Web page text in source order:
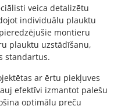
veica detalizētu
individuālu plauktu
montieru
plauktu uzstādīšanu,
standartus.
ar ērtu piekļuves
efektīvi izmantot palešu
optimālu preču